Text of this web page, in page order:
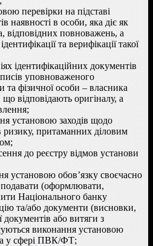
перевірки на підставі
наявності в особи, яка діє як
відповідних повноважень, а
та верифікації такої
ідентифікаційних документів
уповноваженого
та фізичної особи – власника
відповідають оригіналу, а
установою заходів щодо
ризику, притаманних діловим
до реєстру відмов установи
установою обов’язку своєчасно
подавати (оформлювати,
Національного банку
та/або документи (висновки,
документів або витяги з
виконання установою
у сфері ПВК/ФТ;